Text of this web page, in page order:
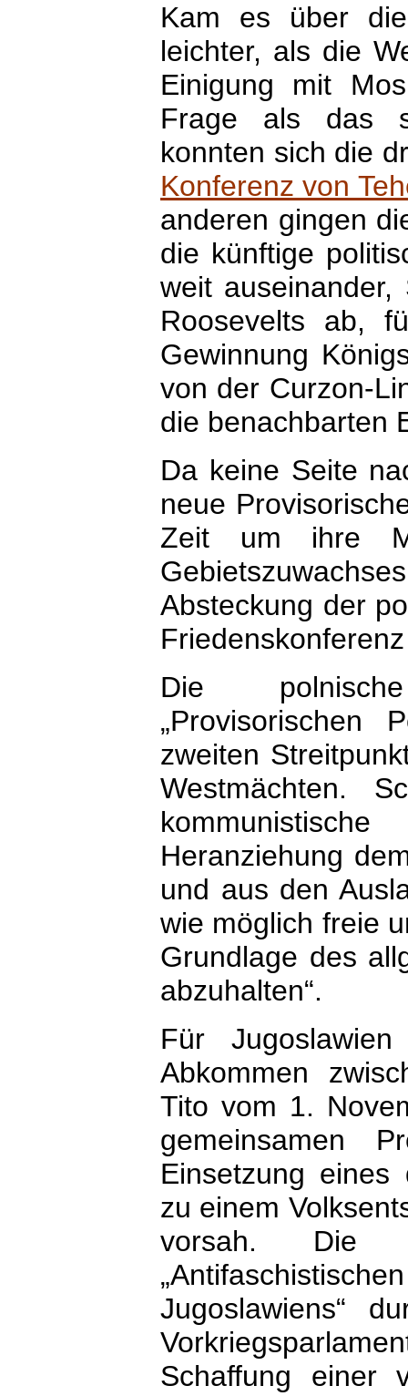
Kam es über
leichter, als die
Einigung mit
Frage als das
konnten sich die
Konferenz von
anderen gingen
die künftige
weit
Roosevelts ab,
Gewinnung
von der Curzon-
die benachbarten
Da keine Seite
neue
Zeit um ihre
Absteckung der
Die
„Provisorischen
zweiten
Westmächten.
Heranziehung
und aus den
wie möglich freie
Grundlage des
abzuhalten“.
Für
Abkommen
Tito vom 1.
gemeinsamen
Einsetzung eines
zu einem
vorsah. Die
Jugoslawiens“
Schaffung einer